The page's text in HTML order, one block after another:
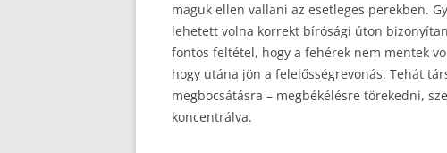
maguk ellen vallani az esetleges perekben.
lehetett volna korrekt bírósági úton
fontos feltétel, hogy a fehérek nem mentek
hogy utána jön a felelősségrevonás. Tehát
megbocsátásra – megbékélésre törekedni,
koncentrálva.